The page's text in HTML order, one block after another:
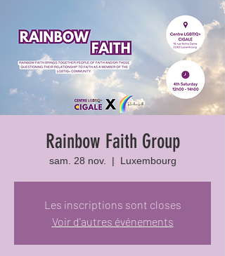
Rainbow Faith Group
sam. 28 nov.
  |
Luxembourg
Les inscriptions sont closes
Voir d'autres événements